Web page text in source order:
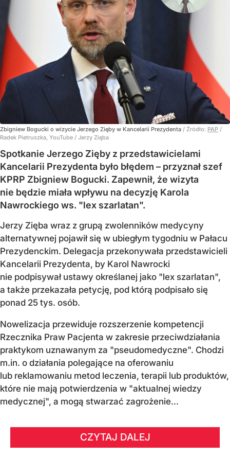
Zbigniew Bogucki o wizycie Jerzego Zięby w Kancelarii Prezydenta / Źródło: PAP /
Radek Pietruszka, YouTube / Jerzy Zięba
Spotkanie Jerzego Zięby z przedstawicielami
Kancelarii Prezydenta było błędem – przyznał szef
KPRP Zbigniew Bogucki. Zapewnił, że wizyta
nie będzie miała wpływu na decyzję Karola
Nawrockiego ws. "lex szarlatan".
Jerzy Zięba wraz z grupą zwolenników medycyny
alternatywnej pojawił się w ubiegłym tygodniu w Pałacu
Prezydenckim. Delegacja przekonywała przedstawicieli
Kancelarii Prezydenta, by Karol Nawrocki
nie podpisywał ustawy określanej jako "lex szarlatan",
a także przekazała petycję, pod którą podpisało się
ponad 25 tys. osób.
Nowelizacja przewiduje rozszerzenie kompetencji
Rzecznika Praw Pacjenta w zakresie przeciwdziałania
praktykom uznawanym za "pseudomedyczne". Chodzi
m.in. o działania polegające na oferowaniu
lub reklamowaniu metod leczenia, terapii lub produktów,
które nie mają potwierdzenia w "aktualnej wiedzy
medycznej", a mogą stwarzać zagrożenie...
CZYTAJ DALEJ